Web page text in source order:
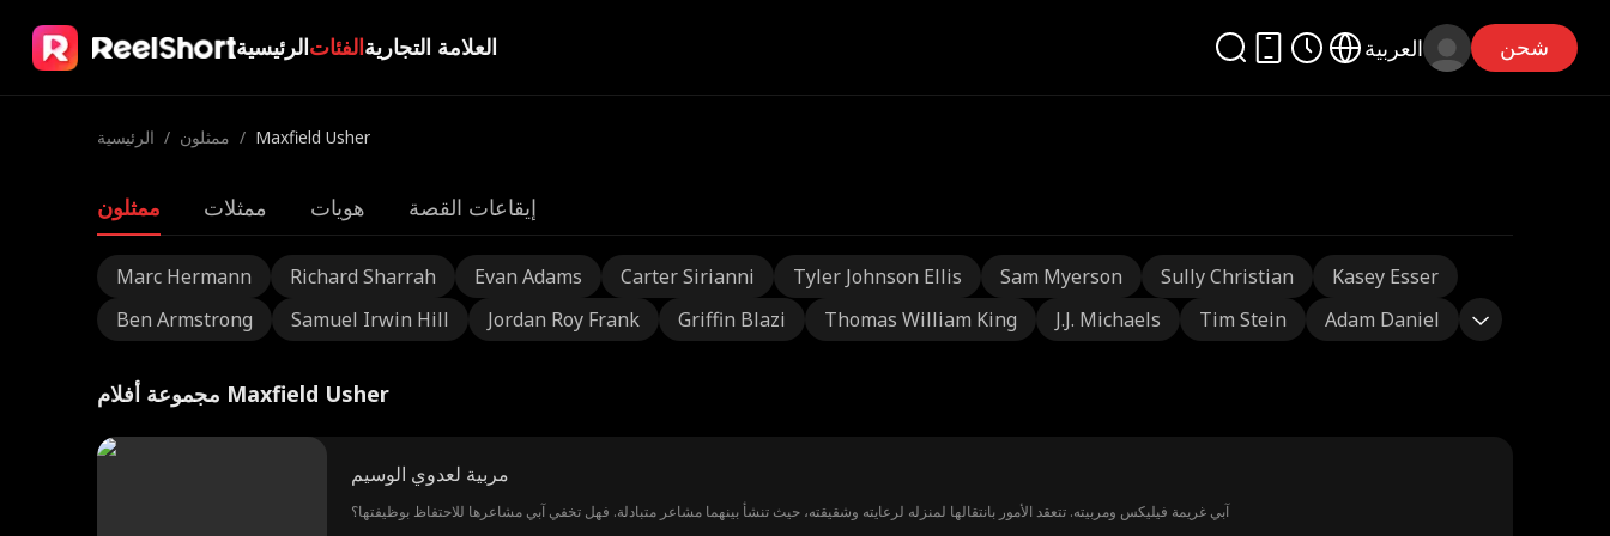
الرئيسيةالفئاتالعلامة التجارية العربية شحن
الرئيسية / ممثلون / Maxfield Usher
ممثلون ممثلات هويات إيقاعات القصة
Marc Hermann Richard Sharrah Evan Adams Carter Sirianni Tyler Johnson Ellis Sam Myerson Sully Christian
Kasey Esser
Ben Armstrong
Samuel Irwin Hill Jordan Roy Frank Griffin Blazi Thomas William King J.J. Michaels Tim Stein Adam Daniel
مجموعة أفلام Maxfield Usher
مربية لعدوي الوسيم
آبي غريمة فيليكس ومربيته. تتعقد الأمور بانتقالها لمنزله لرعايته وشقيقته، حيث تنشأ بينهما مشاعر متبادلة. فهل تخفي آبي مشاعرها للاحتفاظ بوظيفتها؟